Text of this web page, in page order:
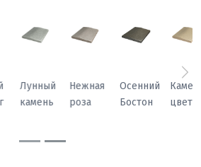
Песчаный
камень
Морозный
персик
Сапфировая
ночь
Теплый
жемчуг